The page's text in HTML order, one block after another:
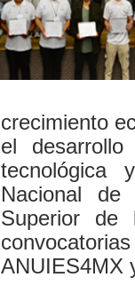
crecimiento
el desarrollo
tecnológica
Nacional de
Superior de
ANUIES4MX